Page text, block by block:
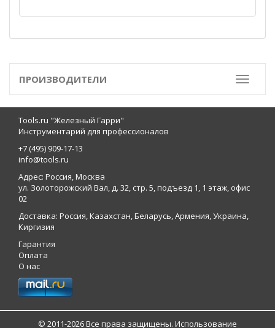
Toggle
ПРОИЗВОДИТЕЛИ
Tools.ru "Железный Гарри"
Инструментарий для профессионалов
+7 (495) 909-17-13
info@tools.ru
Адрес: Россия, Москва
ул. Золоторожский Вал, д. 32, стр. 5, подъезд 1, 1 этаж, офис
02
Доставка: Россия, Казахстан, Беларусь, Армения, Украина,
Киргизия
Гарантия
Оплата
О нас
© 2011-2026 Все права защищены. Использование